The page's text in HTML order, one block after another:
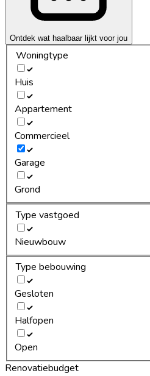
Ontdek wat haalbaar lijkt voor jou
Woningtype
Huis
Appartement
Commercieel
Garage
Grond
Type vastgoed
Nieuwbouw
Type bebouwing
Gesloten
Halfopen
Open
Renovatiebudget